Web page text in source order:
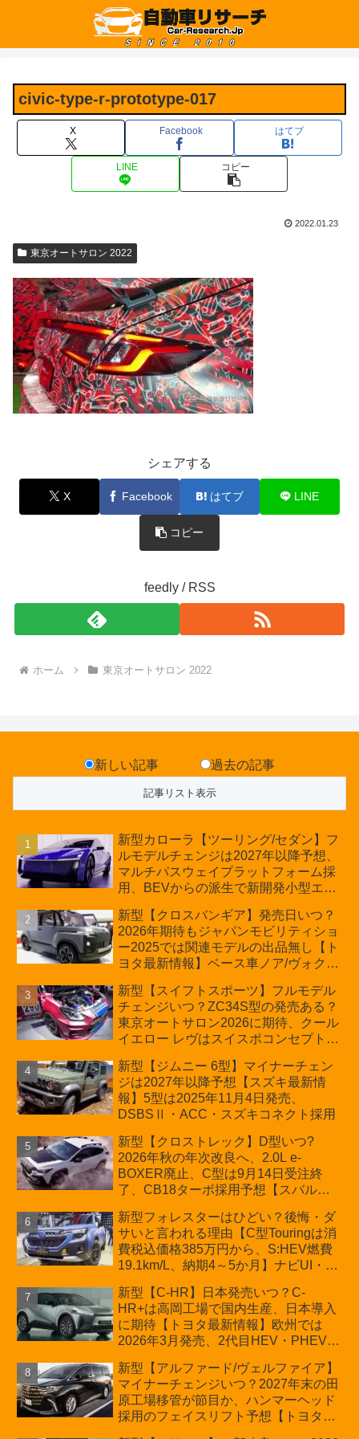
civic-type-r-prototype-017
X Facebook はてブ
LINE コピー
2022.01.23
東京オートサロン 2022
シェアする
X Facebook はてブ LINE
コピー
feedly / RSS
ホーム 東京オートサロン 2022
新しい記事 過去の記事
新型カローラ【ツーリング/セダン】フ
ルモデルチェンジは2027年以降予想、
マルチパスウェイプラットフォーム採
用、BEVからの派生で新開発小型エン
の採用は無しか【トヨタ最新情報】60
周年記念車発売
新型【クロスバンギア】発売日いつ？
2026年期待もジャパンモビリティショ
ー2025では関連モデルの出品無し【ト
ヨタ最新情報】ベース車ノア/ヴォクシ
ほか「コア」と「ツール」、デリカ
D:5対抗のクロスオーバーSUVミニバ
ン
新型【スイフトスポーツ】フルモデル
チェンジいつ？ZC34S型の発売ある？
東京オートサロン2026に期待、クール
イエロー レヴはスイスポコンセプト
プが争点【スズキ最新情報】特別仕様
車「ZC33S Final Edition」終了
新型【ジムニー 6型】マイナーチェン
ジは2027年以降予想【スズキ最新情
報】5型は2025年11月4日発売、
DSBSⅡ・ACC・スズキコネクト採用
新型【クロストレック】D型いつ?
2026年秋の年次改良へ、2.0L e-
BOXER廃止、C型は9月14日受注終
了、CB18ターボ採用予想【スバル最
新型フォレスターはひどい？後悔・ダ
サいと言われる理由【C型Touringは消
費税込価格385万円から、S:HEV燃費
19.1km/L、納期4～5か月】ナビUI・冬
カーオブザイヤーとJNCAP大賞受賞後
も残る注意点
新型【C-HR】日本発売いつ？C-
HR+は高岡工場で国内生産、日本導入
に期待【トヨタ最新情報】欧州では
2026年3月発売、2代目HEV・PHEVは
新型【アルファード/ヴェルファイア】
マイナーチェンジいつ？2027年末の田
原工場移管が節目か、ハンマーヘッド
採用のフェイスリフト予想【トヨタ最